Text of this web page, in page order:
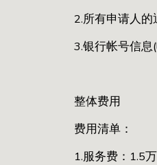
2.所有申请人的
3.银行帐号信
整体费用
费用清单：
1.服务费：1.5